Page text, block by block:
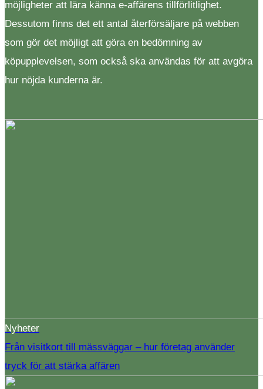
möjligheter att lära känna e-affärens tillförlitlighet.
Dessutom finns det ett antal återförsäljare på webben
som gör det möjligt att göra en bedömning av
köpupplevelsen, som också ska användas för att avgöra
hur nöjda kunderna är.
Nyheter
Från visitkort till mässväggar – hur företag använder
tryck för att stärka affären